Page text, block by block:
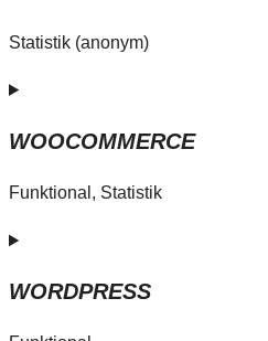
Statistik (anonym)
WOOCOMMERCE
Funktional, Statistik
WORDPRESS